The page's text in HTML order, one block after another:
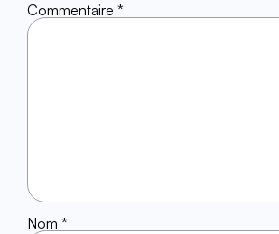
Commentaire *
Nom *